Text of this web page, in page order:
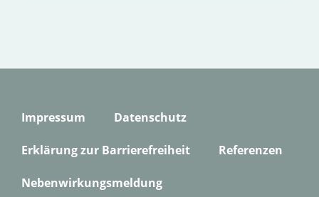
Impressum Datenschutz
Erklärung zur Barrierefreiheit Referenzen
Nebenwirkungsmeldung